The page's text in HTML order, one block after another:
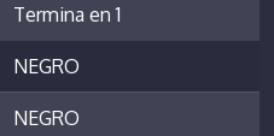
Termina en 1
NEGRO
NEGRO